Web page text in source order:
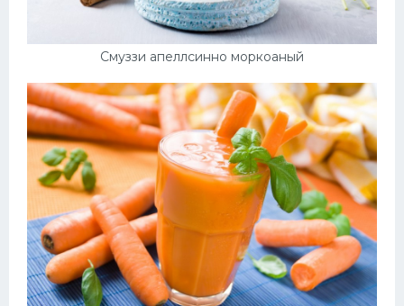
Смуззи апеллсинно моркоаный